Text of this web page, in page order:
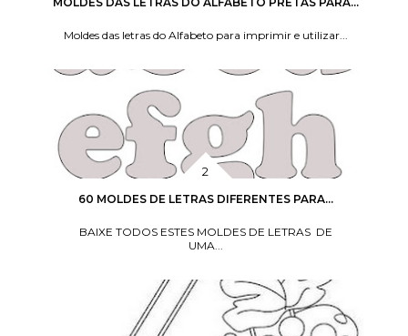
Moldes das letras do Alfabeto para imprimir e utilizar...
60 MOLDES DE LETRAS DIFERENTES PARA...
BAIXE TODOS ESTES MOLDES DE LETRAS DE
UMA...